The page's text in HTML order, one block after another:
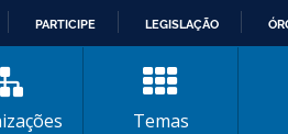
PARTICIPE LEGISLAÇÃO
Temas